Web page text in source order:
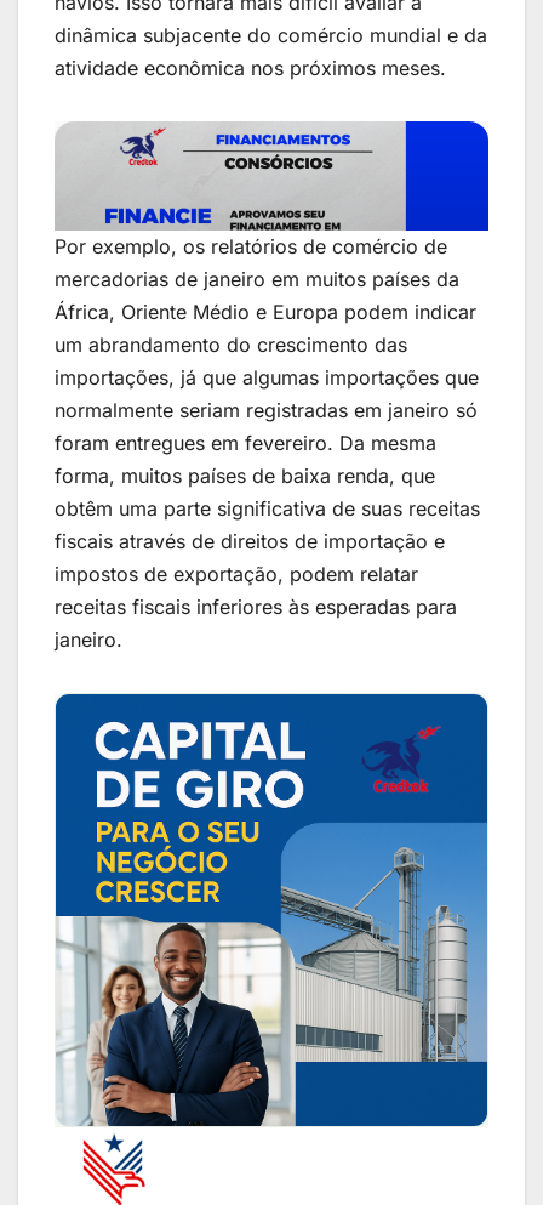
dinâmica subjacente do comércio mundial e da
atividade econômica nos próximos meses.
Por exemplo, os relatórios de comércio de
mercadorias de janeiro em muitos países da
África, Oriente Médio e Europa podem indicar
um abrandamento do crescimento das
importações, já que algumas importações que
normalmente seriam registradas em janeiro só
foram entregues em fevereiro. Da mesma
forma, muitos países de baixa renda, que
obtêm uma parte significativa de suas receitas
fiscais através de direitos de importação e
impostos de exportação, podem relatar
receitas fiscais inferiores às esperadas para
janeiro.